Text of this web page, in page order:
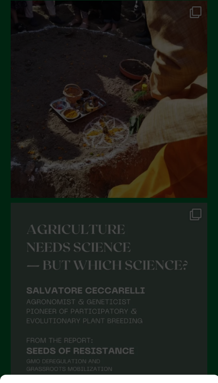
Ottobre 2022
Settembre 2022
Aprile 2022
Marzo 2022
Febbraio 2022
Gennaio 2022
Dicembre 2021
Novembre 2021
Settembre 2021
Agosto 2021
Luglio 2021
Aprile 2021
Febbraio 2021
Gennaio 2021